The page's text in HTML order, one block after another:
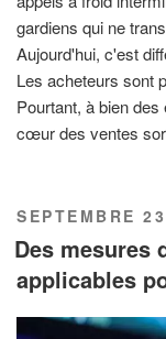
gardiens qui ne
Aujourd'hui, c'est
Les acheteurs sont
Pourtant, à bien
cœur des ventes
PUBLIÉ
LE
SEPTEMBRE
Des mesures
applicables